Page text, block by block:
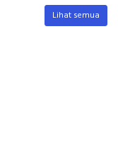
Lihat semua